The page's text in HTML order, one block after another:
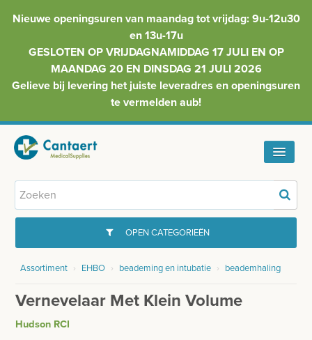
Nieuwe openingsuren van maandag tot vrijdag: 9u-12u30
en 13u-17u
GESLOTEN OP VRIJDAGNAMIDDAG 17 JULI EN OP
MAANDAG 20 EN DINSDAG 21 JULI 2026
Gelieve bij levering het juiste leveradres en openingsuren
te vermelden aub!
HOME
BESURGICAL - INSTRUMENTARIUM
OPEN CATEGORIEËN
GYNAECOLOGIE
INJECTIEMATERIAAL
WOND- EN VERBANDMATERIAAL
Assortiment › EHBO › beademing en intubatie › beademhaling
Vernevelaar Met Klein Volume
Hudson RCI